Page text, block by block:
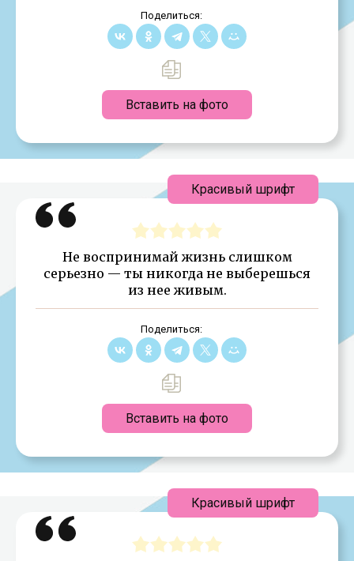
Поделиться:
Вставить на фото
Не воспринимай жизнь слишком
серьезно — ты никогда не выберешься
из нее живым.
Поделиться:
Вставить на фото
Красивый шрифт
Красивый шрифт